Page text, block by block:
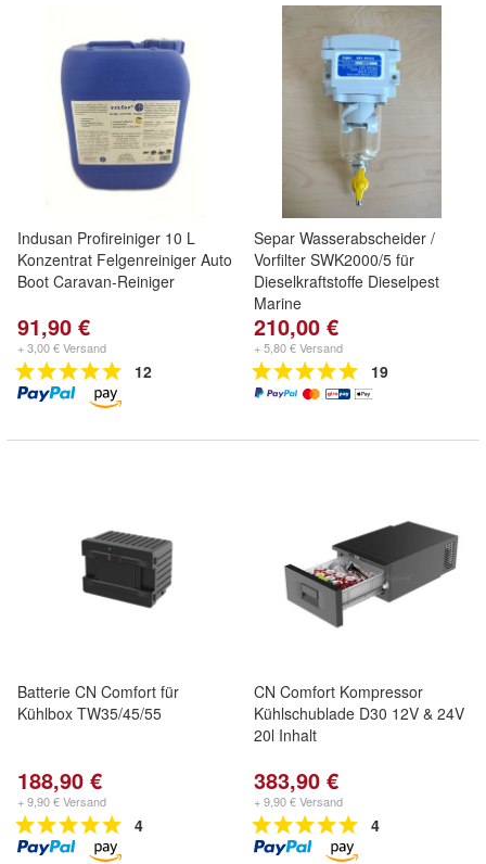
Indusan Profireiniger 10 L
Konzentrat Felgenreiniger Auto
Boot Caravan-Reiniger
91,90 €
+ 3,00 € Versand
12
Separ Wasserabscheider /
Vorfilter SWK2000/5 für
Dieselkraftstoffe Dieselpest
Marine
210,00 €
+ 5,80 € Versand
19
Batterie CN Comfort für
Kühlbox TW35/45/55
188,90 €
+ 9,90 € Versand
4
CN Comfort Kompressor
Kühlschublade D30 12V & 24V
20l Inhalt
383,90 €
+ 9,90 € Versand
4